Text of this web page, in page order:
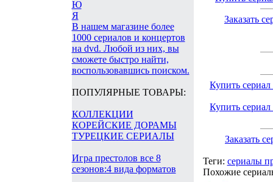
Ю
Я
В нашем магазине более
1000 сериалов и концертов
на dvd. Любой из них, вы
сможете быстро найти,
воспользовавшись поиском.
ПОПУЛЯРНЫЕ ТОВАРЫ:
КОЛЛЕКЦИИ
КОРЕЙСКИЕ ДОРАМЫ
ТУРЕЦКИЕ СЕРИАЛЫ
Игра престолов все 8
сезонов:4 вида форматов
Заказать
Купить
Купить
Заказать
Теги: сериалы
Похожие